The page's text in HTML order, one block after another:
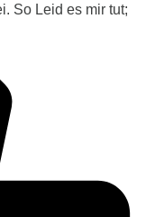
So Leid es mir tut;